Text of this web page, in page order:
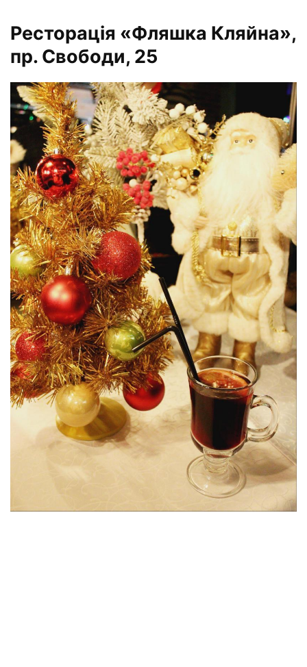
Ресторація «Фляшка Кляйна»,
пр. Свободи, 25